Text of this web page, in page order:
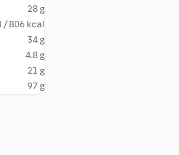
28 g
/ 806 kcal
34 g
4.8 g
21 g
97 g